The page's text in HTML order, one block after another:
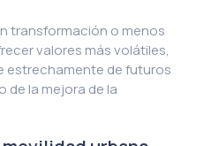
transformación o menos
valores más volátiles,
estrechamente de futuros
la mejora de la